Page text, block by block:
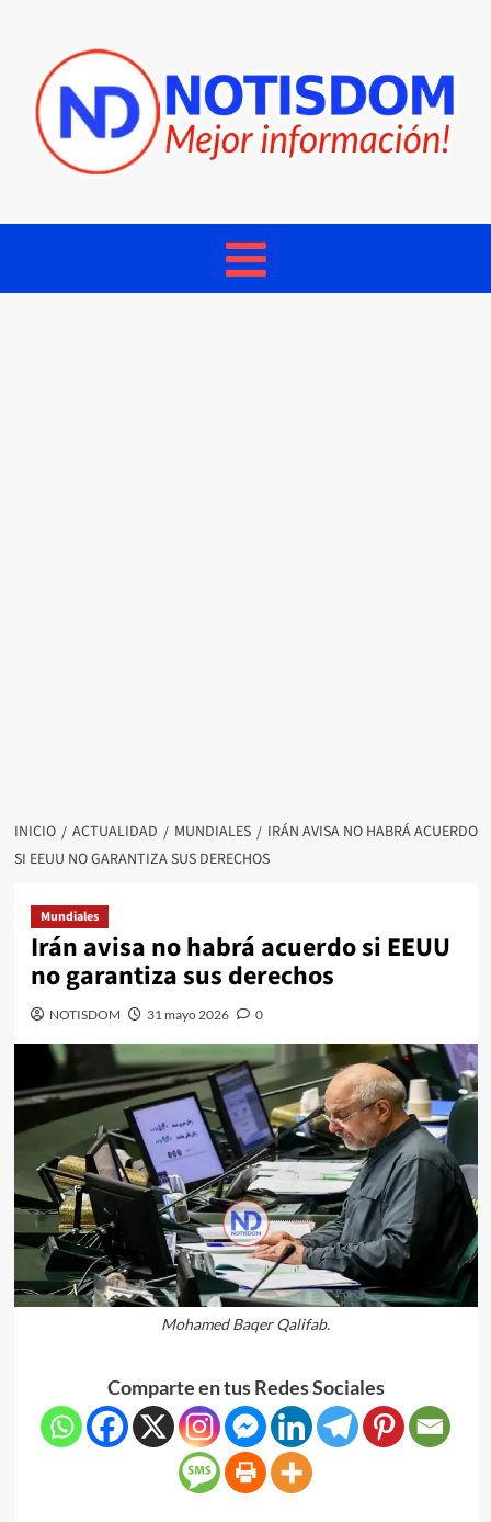
INICIO ACTUALIDAD MUNDIALES
IRÁN AVISA NO HABRÁ ACUERDO
SI EEUU NO GARANTIZA SUS DERECHOS
Mundiales
Irán avisa no habrá acuerdo si EEUU
no garantiza sus derechos
NOTISDOM 31 mayo 2026 0
Mohamed Baqer Qalifab.
Comparte en tus Redes Sociales